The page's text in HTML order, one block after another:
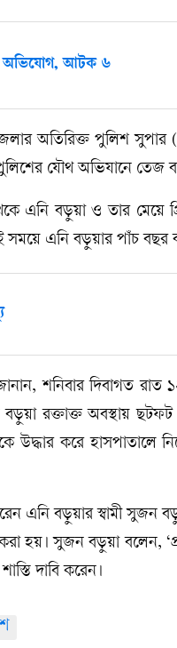
অভিযোগ, আটক ৬
অতিরিক্ত পুলিশ
যৌথ অভিযানে তেজ
এনি বড়ুয়া ও তার মেয়ে
সময়ে এনি বড়ুয়ার পাঁচ
শনিবার দিবাগত
রক্তাক্ত অবস্থায়
উদ্ধার করে হাসপাতালে
এনি বড়ুয়ার স্বামী সুজন
হয়। সুজন বড়ুয়া বলেন,
দাবি করেন।